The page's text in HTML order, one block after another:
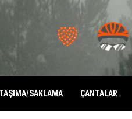
SAKLAMA ÇANTALAR